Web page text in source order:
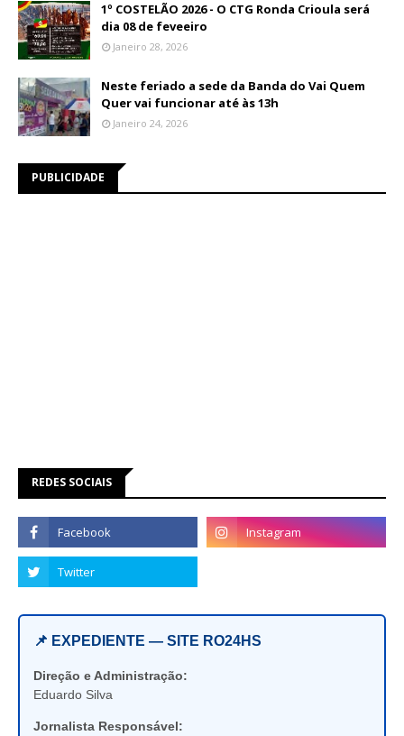
1º COSTELÃO 2026 - O CTG Ronda Crioula será
dia 08 de feveeiro
Janeiro 28, 2026
Neste feriado a sede da Banda do Vai Quem
Quer vai funcionar até às 13h
Janeiro 24, 2026
PUBLICIDADE
REDES SOCIAIS
📌 EXPEDIENTE — SITE RO24HS
Direção e Administração:
Eduardo Silva
Jornalista Responsável: